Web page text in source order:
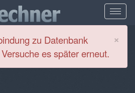
×
zu Datenbank
es später erneut.